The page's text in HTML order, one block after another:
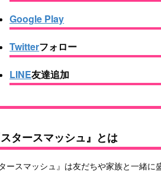
Google Play
Twitterフォロー
LINE友達追加
スタースマッシュ』とは
タースマッシュ』は友だちや家族と一緒